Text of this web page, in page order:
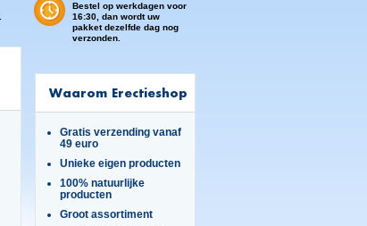
Bestel op werkdagen voor
16:30, dan wordt uw
pakket dezelfde dag nog
verzonden.
Waarom Erectieshop
Gratis verzending vanaf
49 euro
Unieke eigen producten
100% natuurlijke
producten
Groot assortiment